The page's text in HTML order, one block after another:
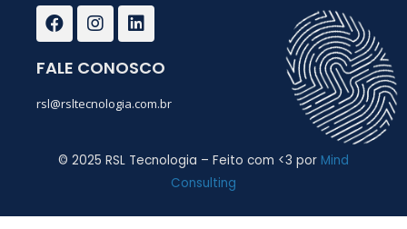
F
a
c
e
o
I
n
s
t
g
m
L
i
n
k
d
FALE CONOSCO
rsl@rsltecnologia.com.br
© 2025 RSL Tecnologia – Feito com <3 por Mind
Consulting